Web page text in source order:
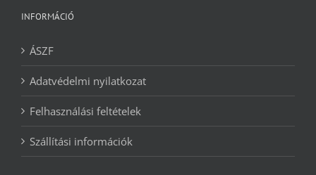
INFORMÁCIÓ
ÁSZF
Adatvédelmi nyilatkozat
Felhasználási feltételek
Szállítási információk